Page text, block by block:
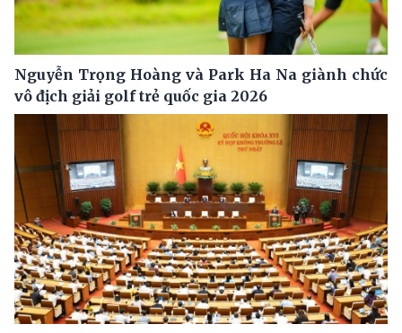
Nguyễn Trọng Hoàng và Park Ha Na giành chức
vô địch giải golf trẻ quốc gia 2026